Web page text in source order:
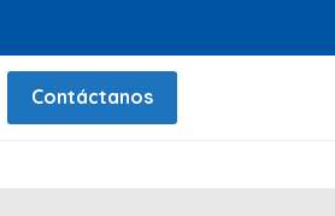
Contáctanos